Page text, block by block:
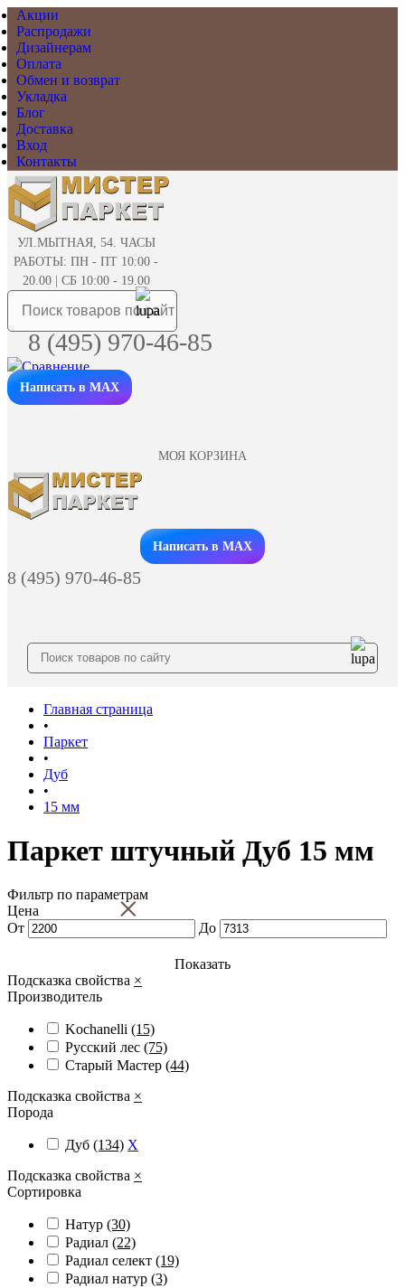
Акции
Распродажи
Дизайнерам
Оплата
Обмен и возврат
Укладка
Блог
Доставка
Вход
Контакты
УЛ.МЫТНАЯ, 54. ЧАСЫ
РАБОТЫ: ПН - ПТ 10:00 -
20.00 | СБ 10:00 - 19.00
8 (495) 970-46-85
Написать в MAX
МОЯ КОРЗИНА
Заказать звонок
Написать в MAX
8 (495) 970-46-85
Главная страница
•
Паркет
•
Дуб
•
15 мм
Паркет штучный Дуб 15 мм
Фильтр по параметрам
×
Цена
От
До
Показать
Подсказка свойства ×
Производитель
Kochanelli (15)
Русский лес (75)
Старый Мастер (44)
Подсказка свойства ×
Порода
Дуб (134) X
Подсказка свойства ×
Сортировка
Натур (30)
Радиал (22)
Радиал cелект (19)
Радиал натур (3)